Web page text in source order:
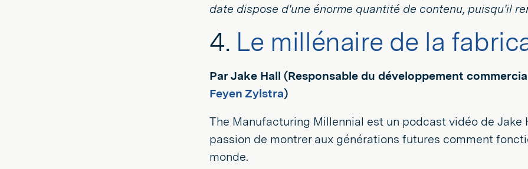
date dispose d'une énorme quantité de contenu, puisqu'il
4. Le millénaire de la
Par Jake Hall (Responsable du développement
Feyen Zylstra)
The Manufacturing Millennial est un podcast vidéo de Jake
passion de montrer aux générations futures comment
monde.